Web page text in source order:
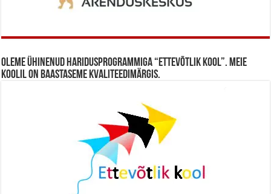
Oleme ühinenud haridusprogrammiga “Ettevõtlik Kool”. Meie
koolil on baastaseme kvaliteedimärgis.